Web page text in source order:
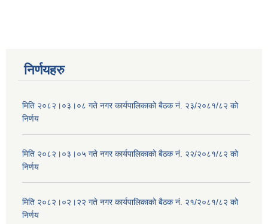
निर्णयहरु
मिति २०८२।०३।०८ गते नगर कार्यपालिकाको बैठक नं. २३/२०८१/८२ को
निर्णय
मिति २०८२।०३।०५ गते नगर कार्यपालिकाको बैठक नं. २२/२०८१/८२ को
निर्णय
मिति २०८२।०२।२२ गते नगर कार्यपालिकाको बैठक नं. २१/२०८१/८२ को
निर्णय